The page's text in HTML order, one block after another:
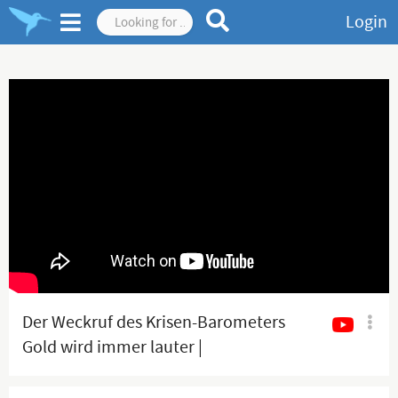
Login
Der Weckruf des Krisen-Barometers
Gold wird immer lauter |